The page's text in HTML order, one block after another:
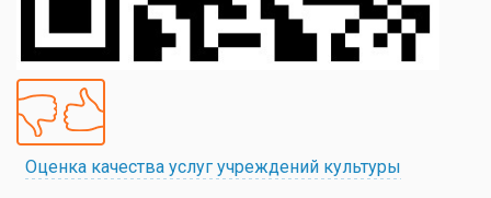
Оценка качества услуг учреждений культуры